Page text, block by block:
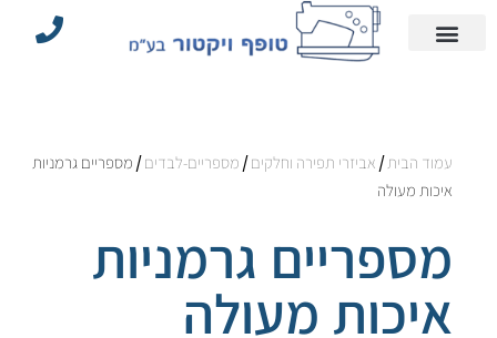
עמוד הבית/ אביזרי תפירה וחלקים/ מספריים-לבדים/ מספריים גרמניות
איכות מעולה
מספריים גרמניות
איכות מעולה